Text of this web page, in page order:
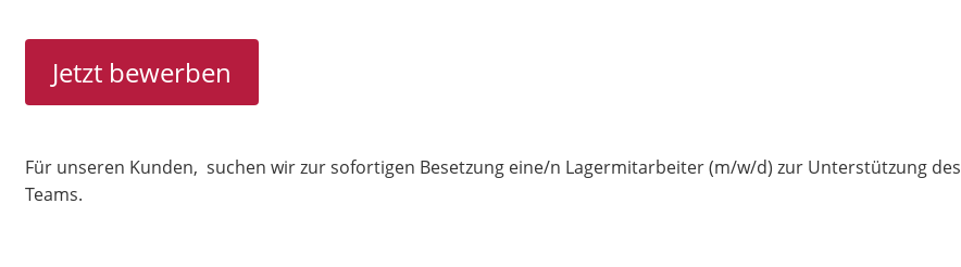
Jetzt bewerben
Für unseren Kunden, suchen wir zur sofortigen Besetzung eine/n Lagermitarbeiter (m/w/d) zur Unterstützung des
Teams.